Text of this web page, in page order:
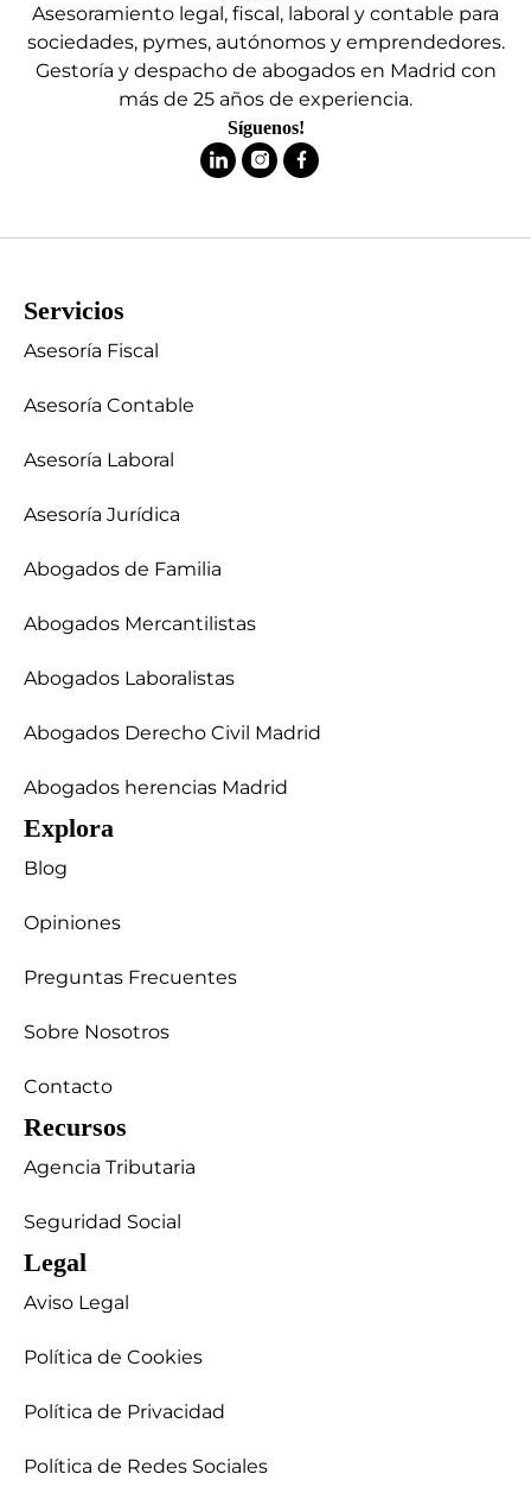
Asesoramiento legal, fiscal, laboral y contable para
sociedades, pymes, autónomos y emprendedores.
Gestoría y despacho de abogados en Madrid con
más de 25 años de experiencia.
Síguenos!
Servicios
Asesoría Fiscal
Asesoría Contable
Asesoría Laboral
Asesoría Jurídica
Abogados de Familia
Abogados Mercantilistas
Abogados Laboralistas
Abogados Derecho Civil Madrid
Abogados herencias Madrid
Explora
Blog
Opiniones
Preguntas Frecuentes
Sobre Nosotros
Contacto
Recursos
Agencia Tributaria
Seguridad Social
Legal
Aviso Legal
Política de Cookies
Política de Privacidad
Política de Redes Sociales